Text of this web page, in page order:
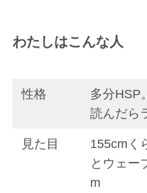
わたしはこんな人
性格
多分HSP
読んだら
見た目
155cmく
とウェー
m